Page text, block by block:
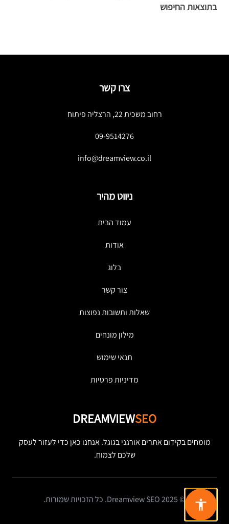
בתוצאות החיפוש
צרו קשר
רחוב משכית 22, הרצליה פיתוח
09-9514276
info@dreamview.co.il
ניווט מהיר
עמוד הבית
אודות
בלוג
צור קשר
שאלות ותשובות נפוצות
מילון מונחים
תנאי שימוש
מדיניות פרטיות
DREAMVIEWSEO
מומחים בקידום אתרים אורגני בגוגל. אנחנו כאן כדי לעזור לעסק
שלכם לצמוח.
© 2025 Dreamview SEO. כל הזכויות שמורות.